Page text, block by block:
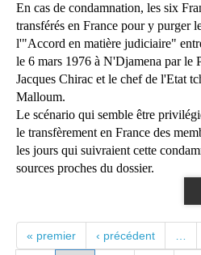
En cas de condamnation, les six
transférés en France pour y purger
l'"Accord en matière judiciaire"
le 6 mars 1976 à N'Djamena par le
Jacques Chirac et le chef de l'Etat
Malloum.
Le scénario qui semble être
le transfèrement en France des
les jours qui suivraient cette
sources proches du dossier.
PAGES
« premier ‹ précédent